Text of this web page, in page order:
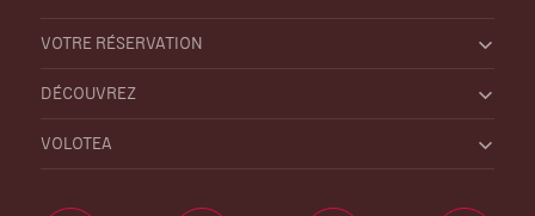
VOTRE RÉSERVATION
DÉCOUVREZ
VOLOTEA